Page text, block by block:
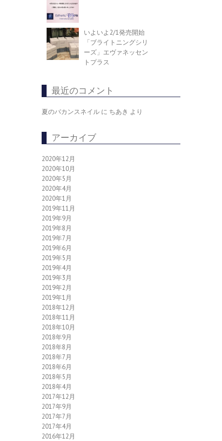
いよいよ2/1発売開始
「ブライトニングシリ
ーズ」エヴァネッセン
トプラス
最近のコメント
夏のバカンスネイル に ちあき より
アーカイブ
2020年12月
2020年10月
2020年5月
2020年4月
2020年1月
2019年11月
2019年9月
2019年8月
2019年7月
2019年6月
2019年5月
2019年4月
2019年3月
2019年2月
2019年1月
2018年12月
2018年11月
2018年10月
2018年9月
2018年8月
2018年7月
2018年6月
2018年5月
2018年4月
2017年12月
2017年9月
2017年7月
2017年4月
2016年12月